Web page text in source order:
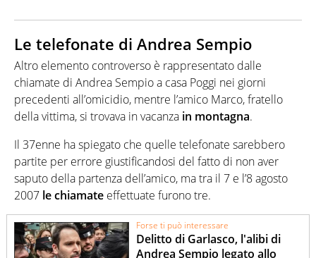
Le telefonate di Andrea Sempio
Altro elemento controverso è rappresentato dalle
chiamate di Andrea Sempio a casa Poggi nei giorni
precedenti all’omicidio, mentre l’amico Marco, fratello
della vittima, si trovava in vacanza in montagna.
Il 37enne ha spiegato che quelle telefonate sarebbero
partite per errore giustificandosi del fatto di non aver
saputo della partenza dell’amico, ma tra il 7 e l’8 agosto
2007 le chiamate effettuate furono tre.
Forse ti può interessare
Delitto di Garlasco, l'alibi di
Andrea Sempio legato allo